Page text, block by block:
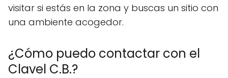
visitar si estás en la zona y buscas un sitio con
una ambiente acogedor.
¿Cómo puedo contactar con el
Clavel C.B.?